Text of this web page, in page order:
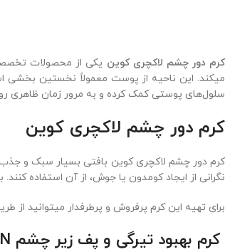
کرم دور چشم لاکچری کوین یکی از محصولات
میکند. این ناحیه از پوست معمولاً نخستین بخشی
سلول‌های پوستی کمک کرده و به مرور زمان ظاهری
کرم دور چشم لاکچری کوین
کرم دور چشم لاکچری کوین بافتی بسیار سبک و
نگرانی از ایجاد کومدون یا جوش، از آن استفاده
برای تهیه این کرم پرفروش و پرطرفدار میتوانید از
کرم بهبود تیرگی و پف زیر چشم LUXURY COIN